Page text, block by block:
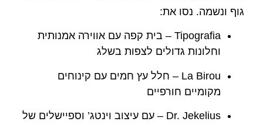
גוף ונשמה. נסו את:
Tipografia – בית קפה עם אווירה אמנותית
וחלונות גדולים לצפות בשלג
La Birou – חלל עץ חמים עם קינוחים
מקומיים חורפיים
Dr. Jekelius – עם עיצוב וינטג’ וספיישלים של